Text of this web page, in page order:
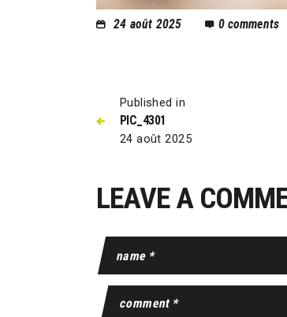
24 août 2025 0 comments
Published in
PIC_4301
24 août 2025
LEAVE A